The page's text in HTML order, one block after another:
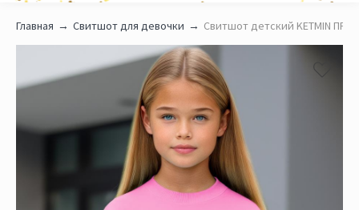
Главная Свитшот для девочки Свитшот детский KETMIN